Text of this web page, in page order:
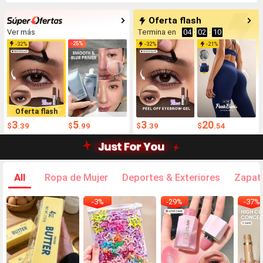
Ver más
-32%
Oferta flash
$3.39
-25%
$5.99
Oferta flash
Termina en 04 : 02 : 09
-32%
$3.39
-21%
$20.54
All Ropa de Mujer Deportes & Exteriores
-3% -29% -37%